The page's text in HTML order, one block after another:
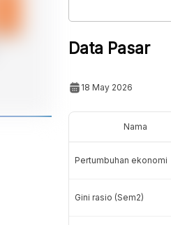
Data Pasar
18 May 2026
Nama
Pertumbuhan ekonomi
Gini rasio (Sem2)